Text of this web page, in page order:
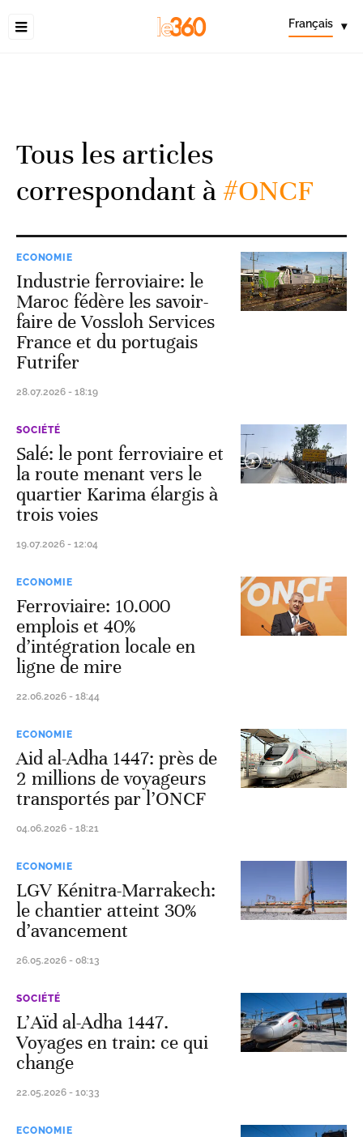
Français ▾
Tous les articles
correspondant à#ONCF
ECONOMIE
Industrie ferroviaire: le
Maroc fédère les savoir-
faire de Vossloh Services
France et du portugais
Futrifer
28.07.2026 - 18:19
SOCIÉTÉ
Salé: le pont ferroviaire et
la route menant vers le
quartier Karima élargis à
trois voies
19.07.2026 - 12:04
ECONOMIE
Ferroviaire: 10.000
emplois et 40%
d’intégration locale en
ligne de mire
22.06.2026 - 18:44
ECONOMIE
Aid al-Adha 1447: près de
2 millions de voyageurs
transportés par l’ONCF
04.06.2026 - 18:21
ECONOMIE
LGV Kénitra-Marrakech:
le chantier atteint 30%
d’avancement
26.05.2026 - 08:13
SOCIÉTÉ
L’Aïd al-Adha 1447.
Voyages en train: ce qui
change
22.05.2026 - 10:33
ECONOMIE